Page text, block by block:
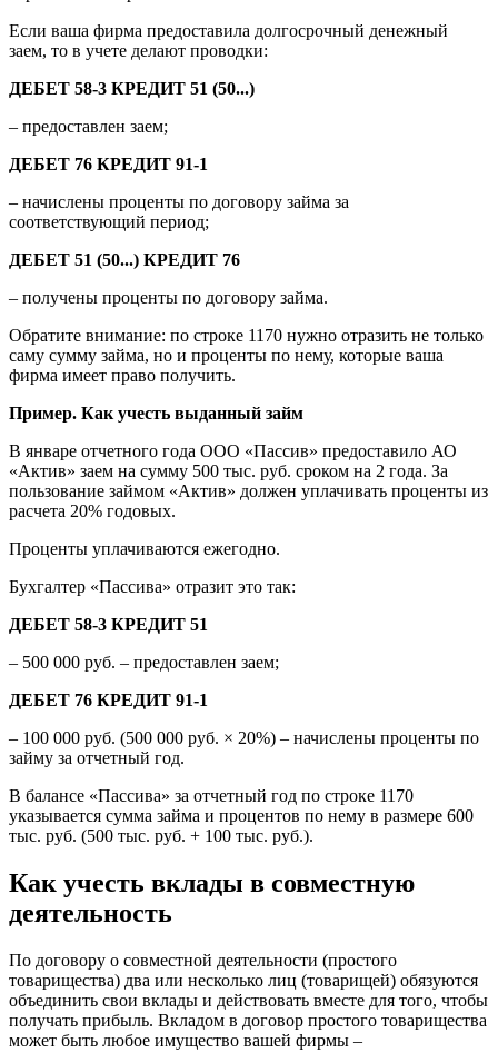
Если ваша фирма предоставила долгосрочный денежный
заем, то в учете делают проводки:
ДЕБЕТ 58-3 КРЕДИТ 51 (50...)
– предоставлен заем;
ДЕБЕТ 76 КРЕДИТ 91-1
– начислены проценты по договору займа за
соответствующий период;
ДЕБЕТ 51 (50...) КРЕДИТ 76
– получены проценты по договору займа.
Обратите внимание: по строке 1170 нужно отразить не только
саму сумму займа, но и проценты по нему, которые ваша
фирма имеет право получить.
Пример. Как учесть выданный займ
В январе отчетного года ООО «Пассив» предоставило АО
«Актив» заем на сумму 500 тыс. руб. сроком на 2 года. За
пользование займом «Актив» должен уплачивать проценты из
расчета 20% годовых.
Проценты уплачиваются ежегодно.
Бухгалтер «Пассива» отразит это так:
ДЕБЕТ 58-3 КРЕДИТ 51
– 500 000 руб. – предоставлен заем;
ДЕБЕТ 76 КРЕДИТ 91-1
– 100 000 руб. (500 000 руб. × 20%) – начислены проценты по
займу за отчетный год.
В балансе «Пассива» за отчетный год по строке 1170
указывается сумма займа и процентов по нему в размере 600
тыс. руб. (500 тыс. руб. + 100 тыс. руб.).
Как учесть вклады в совместную
деятельность
По договору о совместной деятельности (простого
товарищества) два или несколько лиц (товарищей) обязуются
объединить свои вклады и действовать вместе для того, чтобы
получать прибыль. Вкладом в договор простого товарищества
может быть любое имущество вашей фирмы –